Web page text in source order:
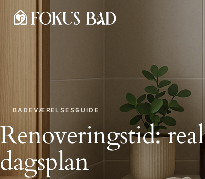
BADEVÆRELSESGUIDE
Renoveringstid:
dagsplan